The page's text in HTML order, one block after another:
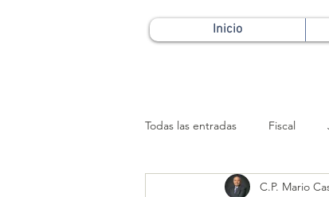
Inicio
Todas las entradas Fiscal
Patrimonial C.P. Mario